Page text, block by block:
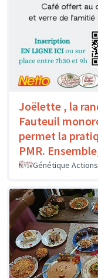
Joëlette , la
Fauteuil
permet la
PMR.
Génétique Actions